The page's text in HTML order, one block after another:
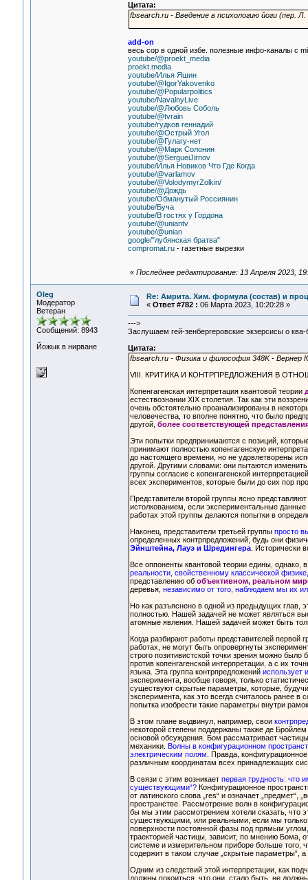
Цитата:
fbsearch.ru - Введение в психологию йоги (пер.
add-on
весь сор в одной избе. полезные инфо-каналы с
youtube/@proekt_media
proekt.media
youtube/Илья Яшин
youtube/@IgorYakovenko
youtube/@Popularpolitics
youtube/NavalnyLive
youtube/@Любовь Соболь
youtube/@tvrain
youtube/гудков геннадий
youtube/@Острый Угол
youtube/@Гулагу-нет
youtube/@Марк Солонин
youtube/@SergueiJirnov
youtube/Илья Новиков Что Где Когда
youtube/@varlamov
youtube/@VolodymyrZolkin/
youtube/@Дождь
youtube/Обманутый Россиянин
youtube/Буча
youtube/В гостях у Гордона
youtube/@uniantv
youtube/@unian
google/"лубянская братва"
compromat.ru- газетные вырезки
« Последнее редактирование: 13 Апреля 2023,
Oleg
Модератор
Ветеран
Сообщений: 8943
Йожык в нирване
Re: Амрита. Хим. формула (состав) и
« Ответ #782 : 06 Марта 2023, 10:20:28 »
--->
Заслушаем гей-зенбергеровские экзерсисы о
Цитата:
fbsearch.ru - Физика и философия 348K - Вернер
VIII. КРИТИКА И КОНТРПРЕДЛОЖЕНИЯ В
Копенгагенская интерпретация квантовой теории
естествознании XIX столетия. Так как эти
очень обстоятельно проанализированы в
человечества, то вполне понятно, что было
другой, более соответствующей
Эти попытки предпринимаются с позиций,
принимают полностью копенгагенскую
до настоящего времени, но не удовлетворены
другой. Другими словами: они пытаются
группы согласие с копенгагенской
всех экспериментов, которые были до сих пор
Представители второй группы ясно
истолкованием, если экспериментальные
работах этой группы делаются попытки в
Наконец, представители третьей группы просто
определенных контрпредложений, будь они
Эйнштейна, Лауэ и Шредингера. Исторически
Все оппоненты квантовой теории едины,
реальности, свойственному классической
представлению об объективном, реальном
деревья, независимо от того, наблюдаем мы их
Но как разъяснено в одной из предыдущих глав,
полностью. Нашей задачей не может являться
атомные явления. Нашей задачей может быть
Когда разбирают работы представителей
работах, не могут быть опровергнуты
строго позитивистской точки зрения можно
против копенгагенской интерпретации, а с их
языка. Эта группа контрпредложений использует
эксперимента, вообще говоря, только
существуют скрытые параметры, которые,
эксперимента, как это всегда считалось ранее
попытка изобрести такие параметры внутри
В этом плане выдвинул, например, свои
некоторой степени поддержаны также де
основой обсуждения. Бом рассматривает
механики.
Волны в конфигурационном
электрическим полям . Правда,
различным координатам всех принадлежащих
В связи с этим возникает первая трудность: что
существующими“?Конфигурационное
от латинского слова „res“ и означает
пространстве. Рассмотрение волн в
бы мы этим рассмотрением хотели сказать, что
существующими, или реальными, если мы только
поверхности постоянной фазы под прямым
траекторией частицы, зависит, по мнению Бома,
системе и измерительном приборе больше того,
содержит в таком случае „скрытые параметры“,
Одним из следствий этой интерпретации, как
должны покоиться, что они, стало быть, не